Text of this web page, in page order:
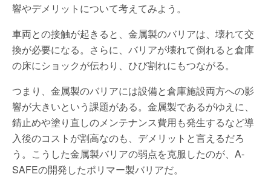
響やデメリットについて考えてみよう。
車両との接触が起きると、金属製のバリアは、壊れて交
換が必要になる。さらに、バリアが壊れて倒れると倉庫
の床にショックが伝わり、ひび割れにもつながる。
つまり、金属製のバリアには設備と倉庫施設両方への影
響が大きいという課題がある。金属製であるがゆえに、
錆止めや塗り直しのメンテナンス費用も発生するなど導
入後のコストが割高なのも、デメリットと言えるだろ
う。こうした金属製バリアの弱点を克服したのが、A-
SAFEの開発したポリマー製バリアだ。